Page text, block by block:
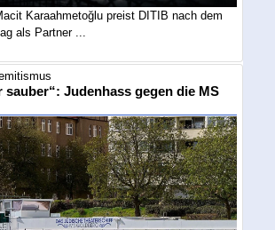
Karaahmetoğlu preist DITIB nach dem
als Partner ...
sauber“: Judenhass gegen die MS